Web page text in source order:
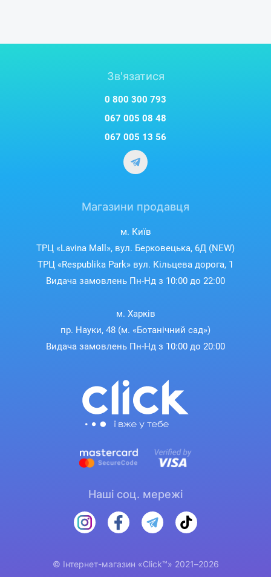
Зв'язатися
0 800 300 793
067 005 08 48
067 005 13 56
Магазини продавця
м. Київ
ТРЦ «Lavina Mall», вул. Берковецька, 6Д (NEW)
ТРЦ «Respublika Park» вул. Кільцева дорога, 1
Видача замовлень Пн-Нд з 10:00 до 22:00
м. Харків
пр. Науки, 48 (м. «Ботанічний сад»)
Видача замовлень Пн-Нд з 10:00 до 20:00
Наші соц. мережі
© Інтернет-магазин «Click™» 2021–2026